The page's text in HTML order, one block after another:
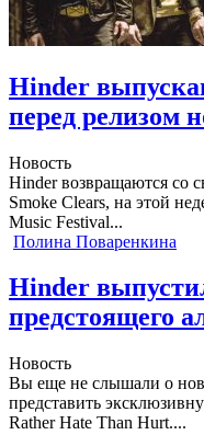
Hinder
перед релизом
Новость
Hinder возвращаются со
Smoke Clears, на этой
Music Festival...
Полина Поваренкина
Hinder
предстоящего
Новость
Вы еще не слышали о
представить
Rather Hate Than Hurt....